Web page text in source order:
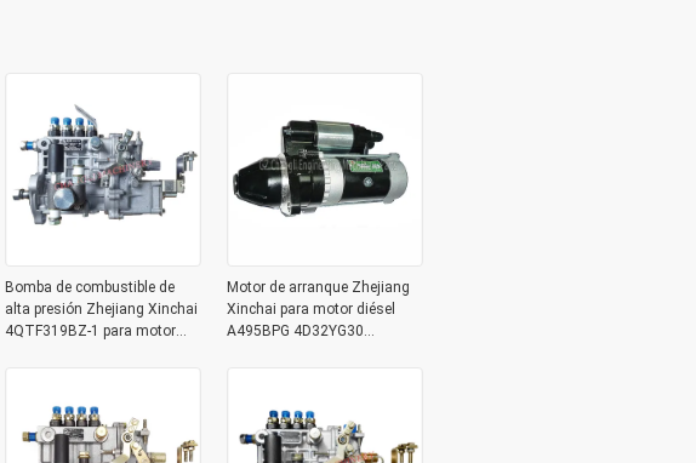
Bomba de combustible de
alta presión Zhejiang Xinchai
4QTF319BZ-1 para motor
Motor de arranque Zhejiang
Xinchai para motor diésel
A495BPG 4D32YG30